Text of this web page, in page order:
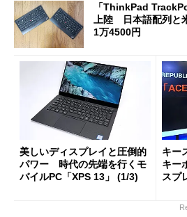
「ThinkPad
上陸 日本語配列と
1万4500円
美しいディスプレイと圧倒的
パワー 時代の先端を行くモ
バイルPC「XPS 13」 (1/3)
キー
キー
スプ